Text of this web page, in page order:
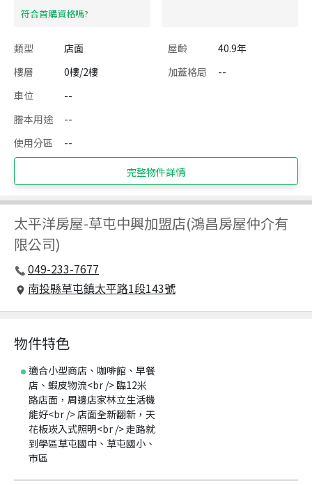
​符合首購資格嗎?
類型 店面 屋齡
40.9年
樓層
0樓/2樓 加蓋格局
--
車位
--
謄本用途
--
使用分區
--
完整物件詳情
太平洋房屋-草屯中興加盟店(鴻昌房屋仲介有
限公司)
049-233-7677
南投縣草屯鎮太平路1段143號
物件特色
適合小型商店、咖啡館、早餐
店、蝦皮物流<br /> 臨12米
路店面，周邊店家林立生活機
能好<br /> 店面全新翻新，天
花板崁入式照明<br /> 走路就
到學區草屯國中、草屯國小、
市區